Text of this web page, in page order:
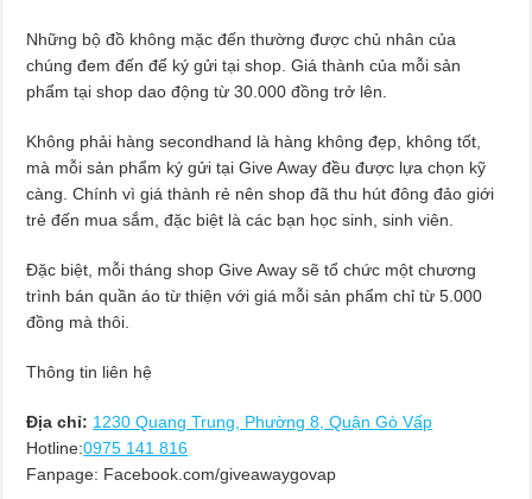
Những bộ đồ không mặc đến thường được chủ nhân của
chúng đem đến để ký gửi tại shop. Giá thành của mỗi sản
phẩm tại shop dao động từ 30.000 đồng trở lên.
Không phải hàng secondhand là hàng không đẹp, không tốt,
mà mỗi sản phẩm ký gửi tại Give Away đều được lựa chọn kỹ
càng. Chính vì giá thành rẻ nên shop đã thu hút đông đảo giới
trẻ đến mua sắm, đặc biệt là các bạn học sinh, sinh viên.
Đặc biệt, mỗi tháng shop Give Away sẽ tổ chức một chương
trình bán quần áo từ thiện với giá mỗi sản phẩm chỉ từ 5.000
đồng mà thôi.
Thông tin liên hệ
Địa chỉ: 1230 Quang Trung, Phường 8, Quận Gò Vấp
Hotline:0975 141 816
Fanpage: Facebook.com/giveawaygovap